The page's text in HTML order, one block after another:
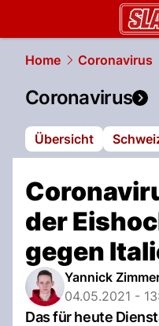
Home Coronavirus
Coronavirus
Übersicht
der
gegen
Yannick
04.05.2021 -
Das für heute